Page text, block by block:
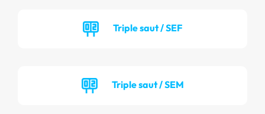
Triple saut / SEF
Triple saut / SEM